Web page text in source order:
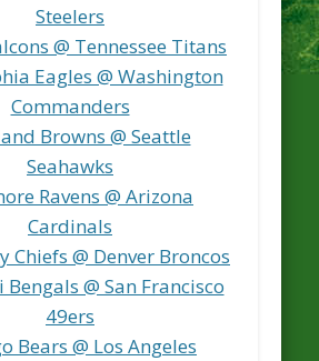
Steelers
@ Tennessee Titans
Eagles @ Washington
Commanders
Browns @ Seattle
Seahawks
Ravens @ Arizona
Cardinals
Chiefs @ Denver Broncos
@ San Francisco
49ers
Bears @ Los Angeles